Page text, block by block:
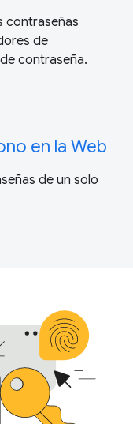
contraseñas
de
contraseña.
en la Web
de un solo